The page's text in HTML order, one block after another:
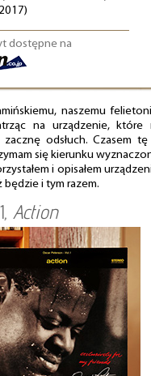
dostępne na
naszemu
na urządzenie, które
odsłuch. Czasem
się kierunku
i opisałem
będzie i tym razem.
Action